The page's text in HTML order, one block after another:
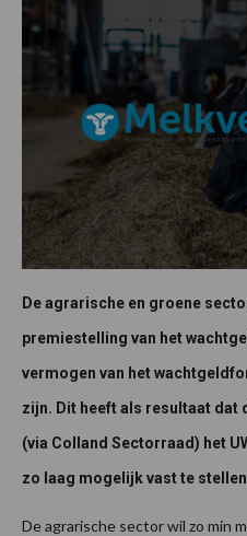
De agrarische en groene
premiestelling van het
vermogen van het
zijn. Dit heeft als resultaat dat
(via Colland Sectorraad) het
zo laag mogelijk vast te
De agrarische sector wil zo min